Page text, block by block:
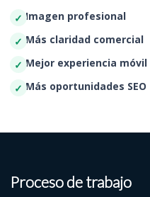
Imagen profesional
Más claridad comercial
Mejor experiencia móvil
Más oportunidades SEO
Proceso de trabajo